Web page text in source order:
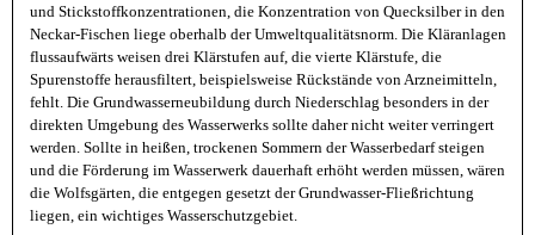
und Stickstoffkonzentrationen, die Konzentration von Quecksilber in den
Neckar-Fischen liege oberhalb der Umweltqualitätsnorm. Die Kläranlagen
flussaufwärts weisen drei Klärstufen auf, die vierte Klärstufe, die
Spurenstoffe herausfiltert, beispielsweise Rückstände von Arzneimitteln,
fehlt. Die Grundwasserneubildung durch Niederschlag besonders in der
direkten Umgebung des Wasserwerks sollte daher nicht weiter verringert
werden. Sollte in heißen, trockenen Sommern der Wasserbedarf steigen
und die Förderung im Wasserwerk dauerhaft erhöht werden müssen, wären
die Wolfsgärten, die entgegen gesetzt der Grundwasser-Fließrichtung
liegen, ein wichtiges Wasserschutzgebiet.